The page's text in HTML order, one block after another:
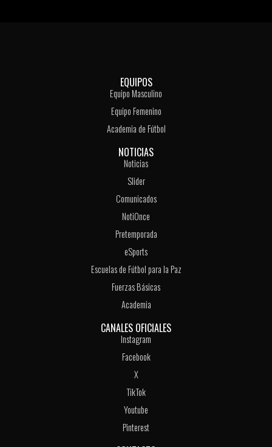
EQUIPOS
Equipo Masculino
Equipo Femenino
Academia de Fútbol
NOTICIAS
Noticias
Slider
Comunicados
NotiOnce
Pretemporada
eSports
Escuelas de Fútbol para la Paz
Fuerzas Básicas
Academia
CANALES OFICIALES
Instagram
Facebook
X
TikTok
Youtube
Pinterest